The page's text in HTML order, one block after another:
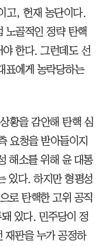
고, 헌재 농단이다.
노골적인 정략 탄핵
야 한다. 그런데도 선
표에게 농락당하는
황을 감안해 탄핵 심
요청을 받아들이지
해소를 위해 윤 대통
있다. 하지만 형평성
로 탄핵한 고위 공직
있다. 민주당이 정
재판을 누가 공정하